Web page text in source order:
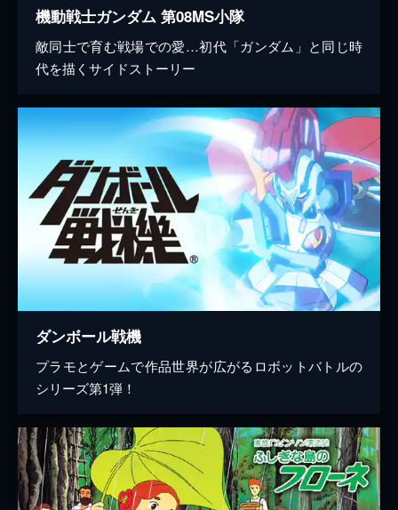
機動戦士ガンダム 第08MS小隊
敵同士で育む戦場での愛…初代「ガンダム」と同じ時
代を描くサイドストーリー
ダンボール戦機
プラモとゲームで作品世界が広がるロボットバトルの
シリーズ第1弾！